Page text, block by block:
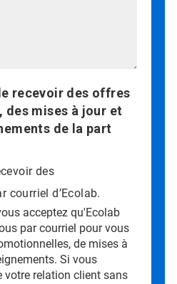
recevoir des offres
mises à jour et
de la part
des
courriel d’Ecolab.
acceptez qu'Ecolab
par courriel pour vous
de mises à
Si vous
votre relation client sans